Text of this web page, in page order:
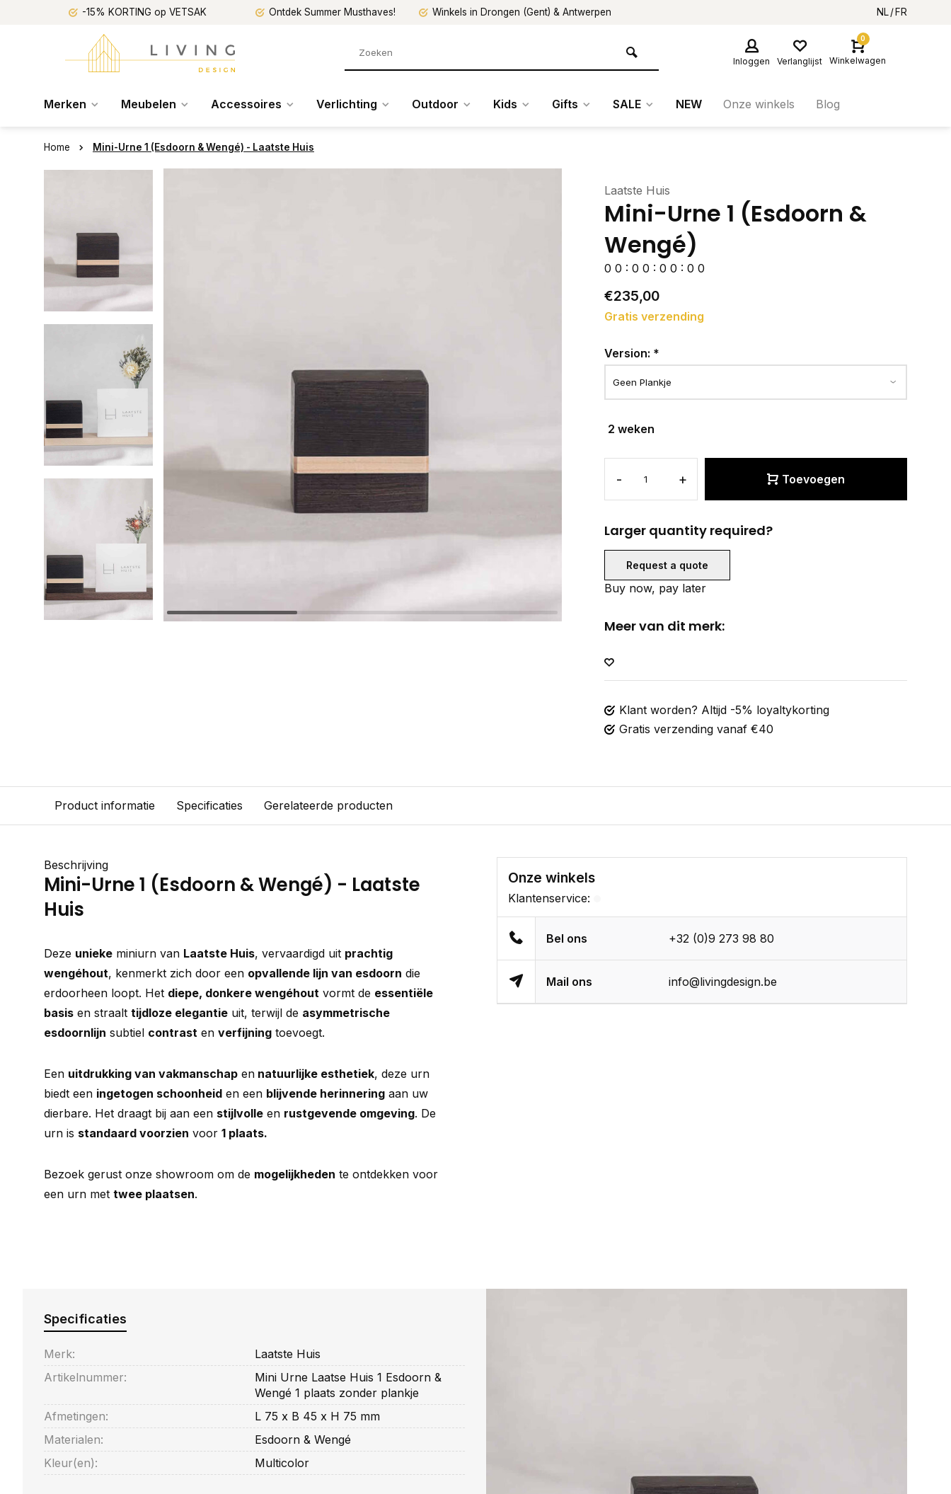
-15% KORTING op VETSAK Ontdek Summer Musthaves! Winkels in Drongen (Gent) & Antwerpen NL FR
Inloggen Verlanglijst
0
Winkelwagen
Merken Meubelen Accessoires Verlichting Outdoor Kids Gifts SALE NEW Onze winkels Blog
Home Mini-Urne 1 (Esdoorn & Wengé) - Laatste Huis
Laatste Huis
Mini-Urne 1 (Esdoorn &
Wengé)
0 0 : 0 0 : 0 0 : 0 0
€235,00
Gratis verzending
Version: *
2 weken
- + Toevoegen
Larger quantity required?
Request a quote
Buy now, pay later
Meer van dit merk:
Klant worden? Altijd -5% loyaltykorting
Gratis verzending vanaf €40
Product informatie Specificaties Gerelateerde producten
Beschrijving
Mini-Urne 1 (Esdoorn & Wengé) - Laatste
Huis
Deze unieke miniurn van Laatste Huis, vervaardigd uit prachtig
wengéhout, kenmerkt zich door een opvallende lijn van esdoorn die
erdoorheen loopt. Het diepe, donkere wengéhout vormt de essentiële
basis en straalt tijdloze elegantie uit, terwijl de asymmetrische
esdoornlijn subtiel contrast en verfijning toevoegt.
Een uitdrukking van vakmanschap en natuurlijke esthetiek, deze urn
biedt een ingetogen schoonheid en een blijvende herinnering aan uw
dierbare. Het draagt bij aan een stijlvolle en rustgevende omgeving. De
urn is standaard voorzien voor 1 plaats.
Bezoek gerust onze showroom om de mogelijkheden te ontdekken voor
een urn met twee plaatsen.
Onze winkels
Klantenservice:
Bel ons +32 (0)9 273 98 80
Mail ons info@livingdesign.be
Specificaties
Merk:
Laatste Huis
Artikelnummer:
Mini Urne Laatse Huis 1 Esdoorn &
Wengé 1 plaats zonder plankje
Afmetingen:
L 75 x B 45 x H 75 mm
Materialen:
Esdoorn & Wengé
Kleur(en):
Multicolor